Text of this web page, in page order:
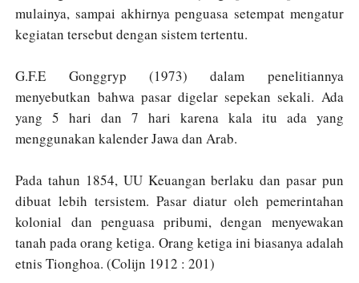
mulainya, sampai akhirnya penguasa setempat mengatur
kegiatan tersebut dengan sistem tertentu.
G.F.E Gonggryp (1973) dalam penelitiannya
menyebutkan bahwa pasar digelar sepekan sekali. Ada
yang 5 hari dan 7 hari karena kala itu ada yang
menggunakan kalender Jawa dan Arab.
Pada tahun 1854, UU Keuangan berlaku dan pasar pun
dibuat lebih tersistem. Pasar diatur oleh pemerintahan
kolonial dan penguasa pribumi, dengan menyewakan
tanah pada orang ketiga. Orang ketiga ini biasanya adalah
etnis Tionghoa. (Colijn 1912 : 201)